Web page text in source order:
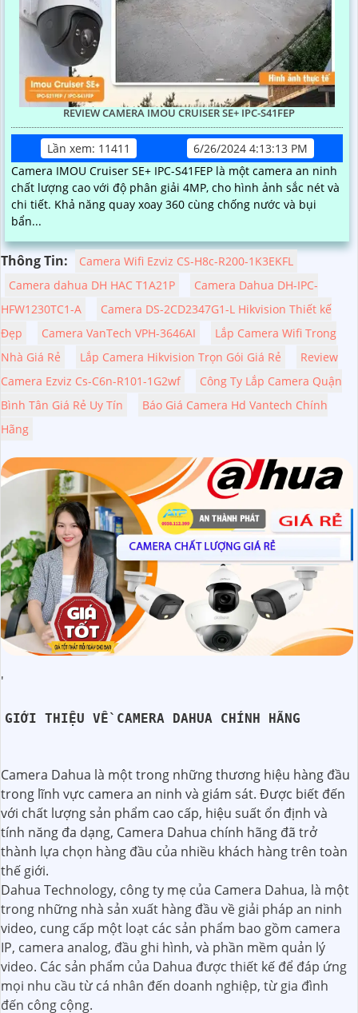
REVIEW CAMERA IMOU CRUISER SE+ IPC-S41FEP
Lần xem: 11411
6/26/2024 4:13:13 PM
Camera IMOU Cruiser SE+ IPC-S41FEP là một camera an ninh
chất lượng cao với độ phân giải 4MP, cho hình ảnh sắc nét và
chi tiết. Khả năng quay xoay 360 cùng chống nước và bụi
bẩn...
Thông Tin:
Camera Wifi Ezviz CS-H8c-R200-1K3EKFL
Camera dahua DH HAC T1A21P
Camera Dahua DH-IPC-
HFW1230TC1-A
Camera DS-2CD2347G1-L Hikvision Thiết kế
Đẹp
Camera VanTech VPH-3646AI
Lắp Camera Wifi Trong
Nhà Giá Rẻ
Lắp Camera Hikvision Trọn Gói Giá Rẻ
Review
Camera Ezviz Cs-C6n-R101-1G2wf
Công Ty Lắp Camera Quận
Bình Tân Giá Rẻ Uy Tín
Báo Giá Camera Hd Vantech Chính
Hãng
'
GIỚI THIỆU VỀ CAMERA DAHUA CHÍNH HÃNG
Camera Dahua là một trong những thương hiệu hàng đầu
trong lĩnh vực camera an ninh và giám sát. Được biết đến
với chất lượng sản phẩm cao cấp, hiệu suất ổn định và
tính năng đa dạng, Camera Dahua chính hãng đã trở
thành lựa chọn hàng đầu của nhiều khách hàng trên toàn
thế giới.
Dahua Technology, công ty mẹ của Camera Dahua, là một
trong những nhà sản xuất hàng đầu về giải pháp an ninh
video, cung cấp một loạt các sản phẩm bao gồm camera
IP, camera analog, đầu ghi hình, và phần mềm quản lý
video. Các sản phẩm của Dahua được thiết kế để đáp ứng
mọi nhu cầu từ cá nhân đến doanh nghiệp, từ gia đình
đến công cộng.